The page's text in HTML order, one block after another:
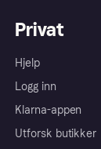
Privat
Hjelp
Logg inn
Klarna-appen
Utforsk butikker